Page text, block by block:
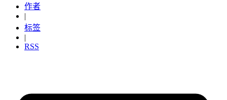
作者
|
标签
|
RSS